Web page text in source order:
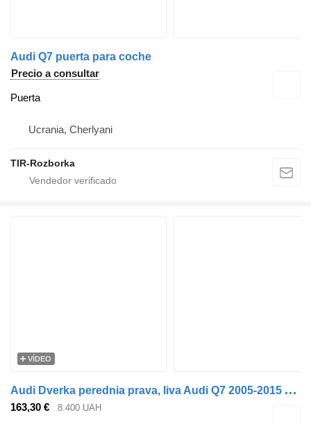
Audi Q7 puerta para coche
Precio a consultar
Puerta
Ucrania, Cherlyani
TIR-Rozborka
VÍDEO
A
udi Dverka perednia prava, liva Audi Q7 2005-2015 Audi Ku7 puerta para Audi Q7 coche
163,30 € 8.400 UAH